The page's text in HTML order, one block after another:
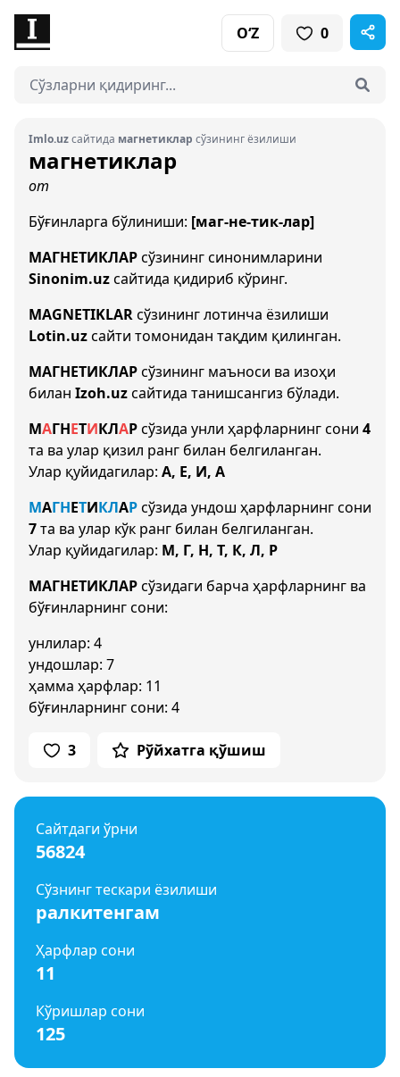
O‘Z 0
Imlo.uzсайтида магнетиклар сўзининг ёзилиши
магнетиклар
от
Бўғинларга бўлиниши: [маг-не-тик-лар]
МАГНЕТИКЛАРсўзининг синонимларини
Sinonim.uzсайтида қидириб кўринг.
MAGNETIKLARсўзининг лотинча ёзилиши
Lotin.uzсайти томонидан тақдим қилинган.
МАГНЕТИКЛАРсўзининг маъноси ва изоҳи
билан Izoh.uzсайтида танишсангиз бўлади.
МАГНЕТИКЛАРсўзида унли ҳарфларнинг сони 4
та ва улар қизил ранг билан белгиланган.
Улар қуйидагилар: А, Е, И, А
МАГНЕТИКЛАРсўзида ундош ҳарфларнинг сони
7та ва улар кўк ранг билан белгиланган.
Улар қуйидагилар: М, Г, Н, Т, К, Л, Р
МАГНЕТИКЛАРсўзидаги барча ҳарфларнинг ва
бўғинларнинг сони:
унлилар: 4
ундошлар: 7
ҳамма ҳарфлар: 11
бўғинларнинг сони: 4
3 Рўйхатга қўшиш
Сайтдаги ўрни
56824
Сўзнинг тескари ёзилиши
ралкитенгам
Ҳарфлар сони
11
Кўришлар сони
125